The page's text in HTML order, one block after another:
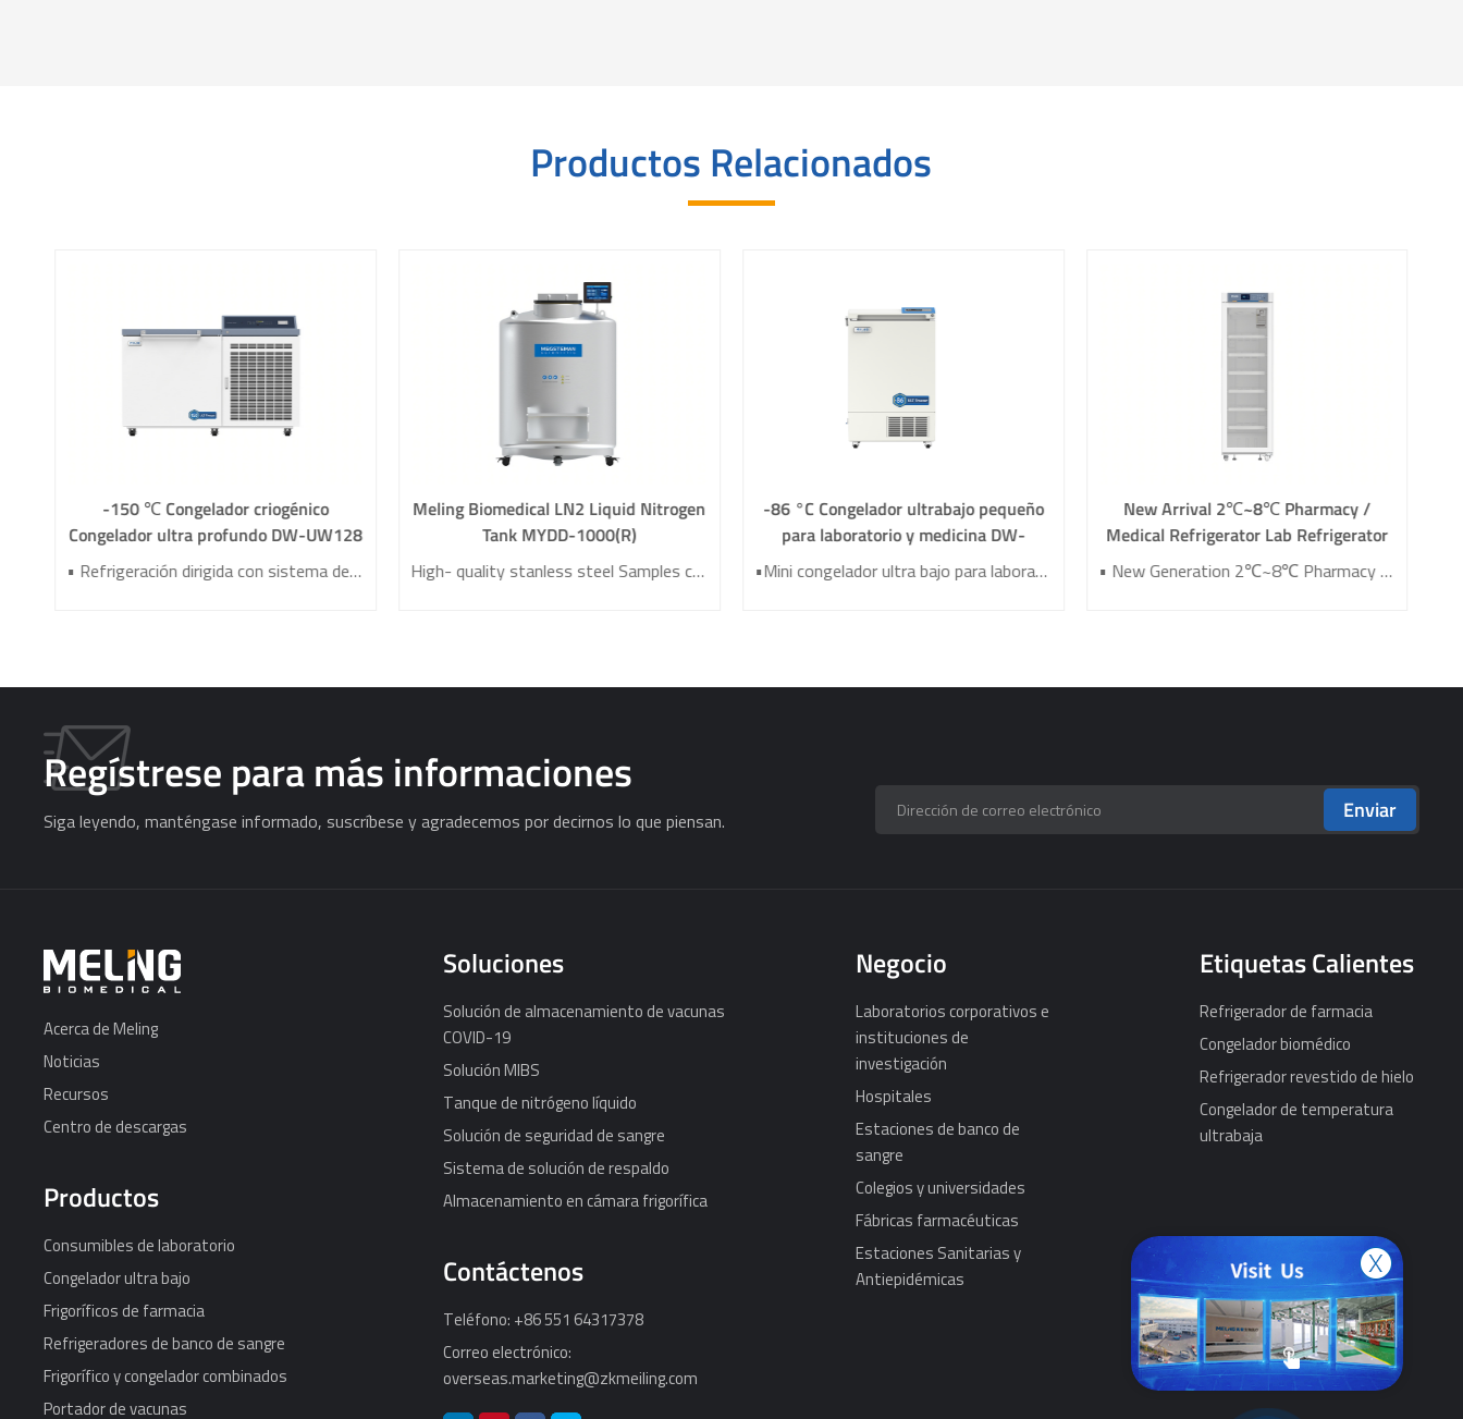
Productos Relacionados
-150 ℃ Congelador criogénico
Congelador ultra profundo DW-UW128
• Refrigeración dirigida con sistema de enfriamiento de alta eficiencia •Sistema de control de temperatura de alta precisión •Sistema de seguridad audible y visual bien desarrollado •Aislamiento térmico tridimensional al vacío VIP •Tecnología de refrigeración del compresor de lubricación unipolar
Meling Biomedical LN2 Liquid Nitrogen
Tank MYDD-1000(R)
High- quality stanless steel Samples can be stored in liquid or vapor phases Microcomputer touch screen control system Large capacity Excellent temperature uniformity
-86 °C Congelador ultrabajo pequeño
para laboratorio y medicina DW-
HW50HC
•Mini congelador ultra bajo para laboratorio y grado médico •Sistema de control de temperatura basado en microprocesador •Sistema de alarma audible y visual súper seguro •Diseño de estructura ergonómica •Aislamiento al vacío VIP Plus
New Arrival 2℃~8℃ Pharmacy /
Medical Refrigerator Lab Refrigerator
YC-466TL
• New Generation 2℃~8℃ Pharmacy Refrigerator • Temperature Uniformity ±1℃ • Low Energy Consumption 1kWh/24H • 4.3 Inch Screen for Easy Use
Regístrese para más informaciones
Siga leyendo, manténgase informado, suscríbese y agradecemos por decirnos lo que piensan. Enviar
Acerca de Meling
Noticias
Recursos
Centro de descargas
Productos
Consumibles de laboratorio
Congelador ultra bajo
Frigoríficos de farmacia
Refrigeradores de banco de sangre
Frigorífico y congelador combinados
Portador de vacunas
Soluciones
Solución de almacenamiento de vacunas
COVID-19
Solución MIBS
Tanque de nitrógeno líquido
Solución de seguridad de sangre
Sistema de solución de respaldo
Almacenamiento en cámara frigorífica
Contáctenos
Teléfono: +86 551 64317378
Correo electrónico:
overseas.marketing@zkmeiling.com
Negocio
Laboratorios corporativos e
instituciones de
investigación
Hospitales
Estaciones de banco de
sangre
Colegios y universidades
Fábricas farmacéuticas
Estaciones Sanitarias y
Antiepidémicas
Etiquetas Calientes
Refrigerador de farmacia
Congelador biomédico
Refrigerador revestido de hielo
Congelador de temperatura
ultrabaja